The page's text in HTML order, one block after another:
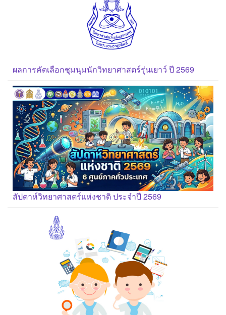
ผลการคัดเลือกชุมนุมนักวิทยาศาสตร์รุ่นเยาว์ ปี 2569
สัปดาห์วิทยาศาสตร์แห่งชาติ ประจำปี 2569